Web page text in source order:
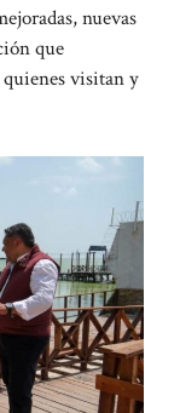
nuevas
que
visitan y